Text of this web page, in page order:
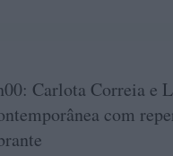
Carlota Correia e
com